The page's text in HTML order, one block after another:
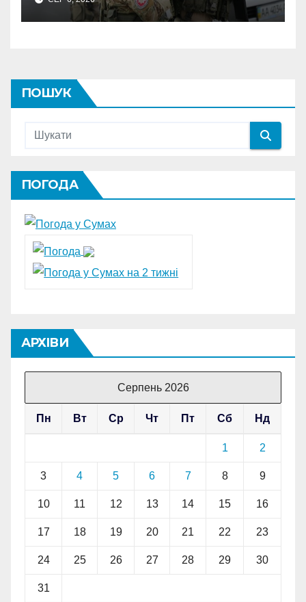
СБУ викрила
прокремлівського агітатора
ПОШУК
ПОГОДА
АРХІВИ
Серпень 2026
Пн Вт Ср Чт Пт Сб Нд
1 2
3 4 5 6 7 8 9
10 11 12 13 14 15 16
17 18 19 20 21 22 23
24 25 26 27 28 29 30
31